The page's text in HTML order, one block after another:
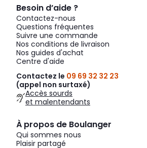
Besoin d’aide ?
Contactez-nous
Questions fréquentes
Suivre une commande
Nos conditions de livraison
Nos guides d'achat
Centre d'aide
Contactez le 09 69 32 32 23
(appel non surtaxé)
Accès sourds
et malentendants
À propos de Boulanger
Qui sommes nous
Plaisir partagé